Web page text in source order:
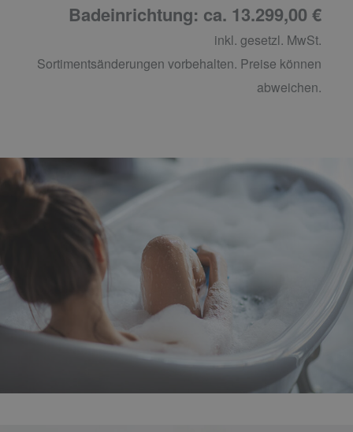
Badeinrichtung: ca. 13.299,00 €
inkl. gesetzl. MwSt.
Sortimentsänderungen vorbehalten. Preise können
abweichen.